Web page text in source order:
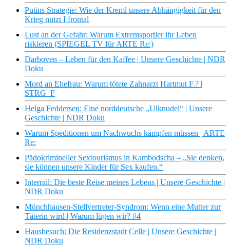
Putins Strategie: Wie der Kreml unsere Abhängigkeit für den
Krieg nutzt I frontal
Lust an der Gefahr: Warum Extremsportler ihr Leben
riskieren (SPIEGEL TV für ARTE Re:)
Darboven – Leben für den Kaffee | Unsere Geschichte | NDR
Doku
Mord an Ehefrau: Warum tötete Zahnarzt Hartmut F.? |
STRG_F
Helga Feddersen: Eine norddeutsche „Ulknudel“ | Unsere
Geschichte | NDR Doku
Warum Speditionen um Nachwuchs kämpfen müssen | ARTE
Re:
Pädokrimineller Sextourismus in Kambodscha – „Sie denken,
sie können unsere Kinder für Sex kaufen.“
Interrail: Die beste Reise meines Lebens | Unsere Geschichte |
NDR Doku
Münchhausen-Stellvertreter-Syndrom: Wenn eine Mutter zur
Täterin wird | Warum lügen wir? #4
Hausbesuch: Die Residenzstadt Celle | Unsere Geschichte |
NDR Doku